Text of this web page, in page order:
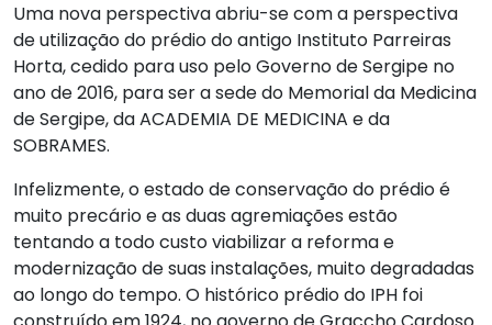
Uma nova perspectiva abriu-se com a perspectiva
de utilização do prédio do antigo Instituto Parreiras
Horta, cedido para uso pelo Governo de Sergipe no
ano de 2016, para ser a sede do Memorial da Medicina
de Sergipe, da ACADEMIA DE MEDICINA e da
SOBRAMES.
Infelizmente, o estado de conservação do prédio é
muito precário e as duas agremiações estão
tentando a todo custo viabilizar a reforma e
modernização de suas instalações, muito degradadas
ao longo do tempo. O histórico prédio do IPH foi